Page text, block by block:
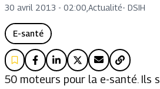
30 avril 2013 - 02:00 Actualité- DSIH
E-santé
50 moteurs pour la e-santé. Ils